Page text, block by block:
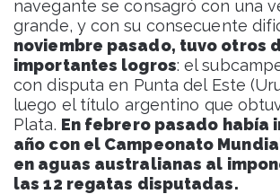
navegante se consagró con una
grande, y con su consecuente
noviembre pasado, tuvo otros
importantes logros: el
con disputa en Punta del Este
luego el título argentino que
Plata. En febrero pasado había
año con el Campeonato
en aguas australianas al
las 12 regatas disputadas.